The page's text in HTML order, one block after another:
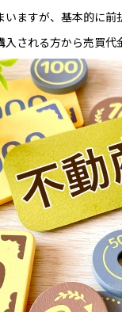
ますが、基本的に前
される方から売買代